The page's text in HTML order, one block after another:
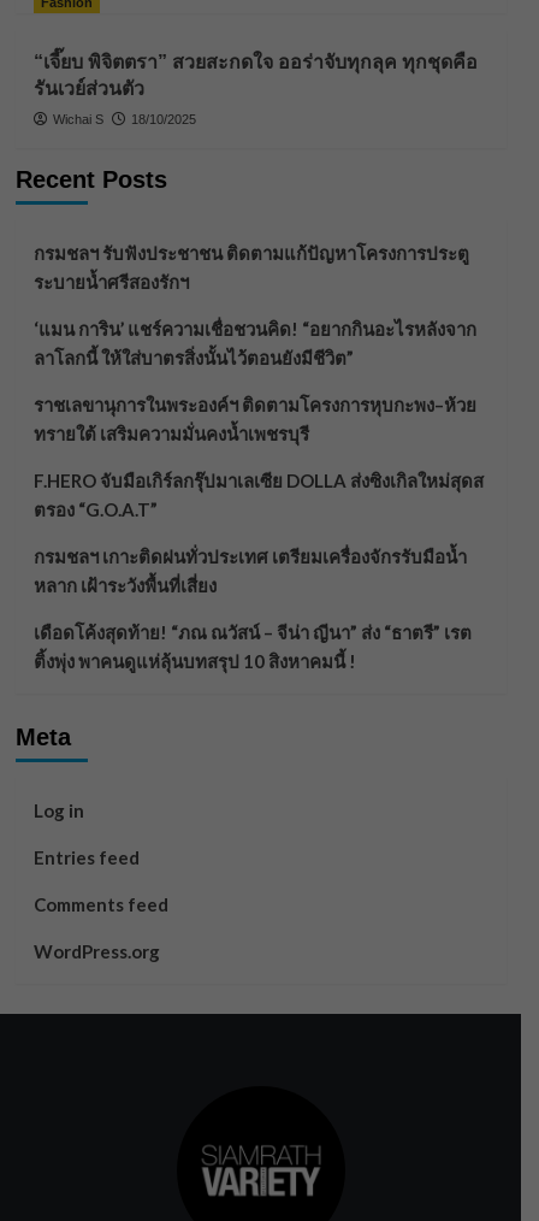
“เจี๊ยบ พิจิตตรา” สวยสะกดใจ ออร่าจับทุกลุค ทุกชุดคือ
รันเวย์ส่วนตัว
Wichai S 18/10/2025
Recent Posts
กรมชลฯ รับฟังประชาชน ติดตามแก้ปัญหาโครงการประตู
ระบายน้ำศรีสองรักฯ
‘แมน การิน’ แชร์ความเชื่อชวนคิด! “อยากกินอะไรหลังจาก
ลาโลกนี้ ให้ใส่บาตรสิ่งนั้นไว้ตอนยังมีชีวิต”
ราชเลขานุการในพระองค์ฯ ติดตามโครงการหุบกะพง–ห้วย
ทรายใต้ เสริมความมั่นคงน้ำเพชรบุรี
F.HERO จับมือเกิร์ลกรุ๊ปมาเลเซีย DOLLA ส่งซิงเกิลใหม่สุดส
ตรอง “G.O.A.T”
กรมชลฯ เกาะติดฝนทั่วประเทศ เตรียมเครื่องจักรรับมือน้ำ
หลาก เฝ้าระวังพื้นที่เสี่ยง
เดือดโค้งสุดท้าย! “ภณ ณวัสน์ – จีน่า ญีนา” ส่ง “ธาตรี” เรต
ติ้งพุ่ง พาคนดูแห่ลุ้นบทสรุป 10 สิงหาคมนี้ !
Meta
Log in
Entries feed
Comments feed
WordPress.org